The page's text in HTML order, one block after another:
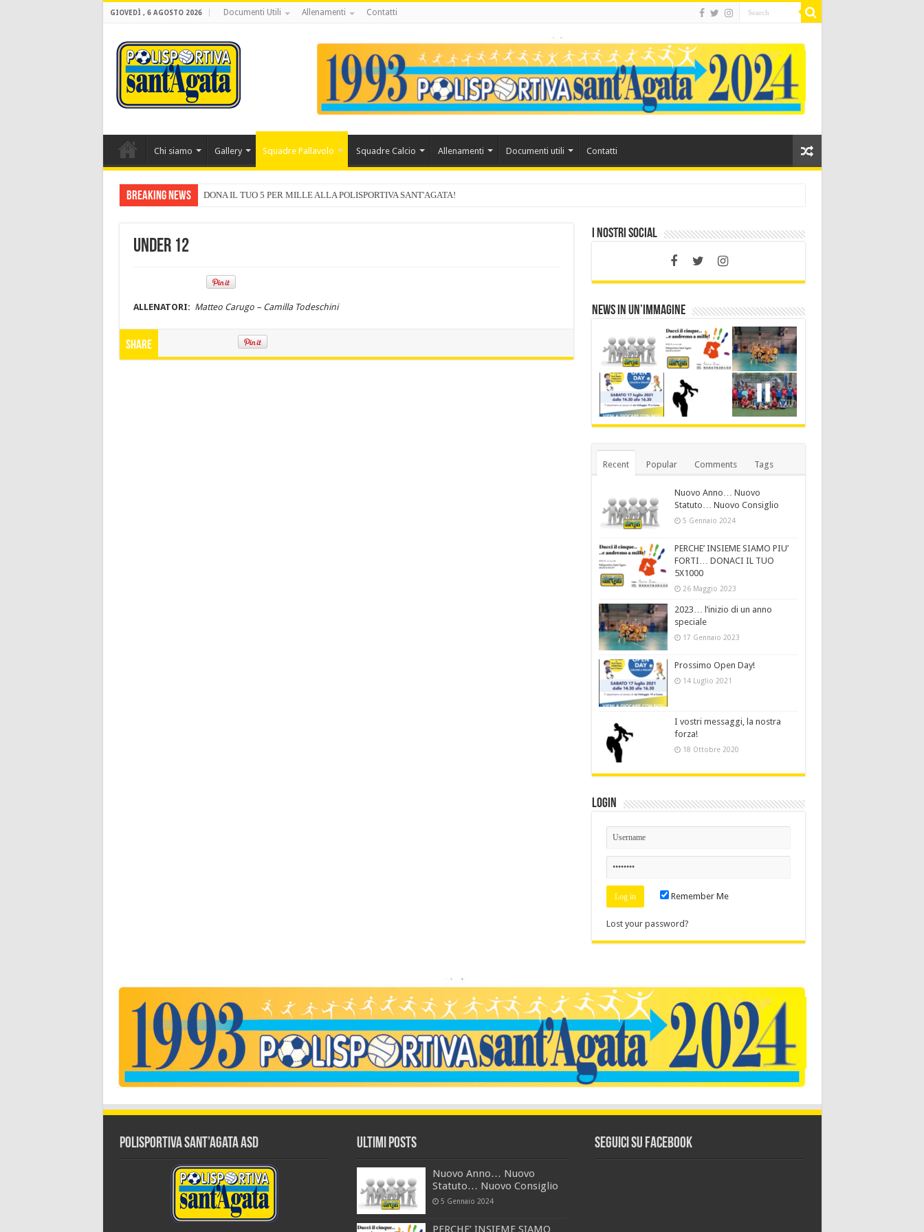
GIOVEDÌ , 6 AGOSTO 2026 Documenti Utili Allenamenti Contatti
Chi siamo Gallery Squadre Pallavolo Squadre Calcio Allenamenti Documenti utili Contatti
Breaking News DONA IL TUO 5 PER MILLE ALLA POLISPORTIVA SANT'AGATA!
Under 12
ALLENATORI: Matteo Carugo – Camilla Todeschini
Share
I nostri social
News in un’immagine
Recent Popular Comments Tags
Nuovo Anno… Nuovo
Statuto… Nuovo Consiglio
5 Gennaio 2024
PERCHE’ INSIEME SIAMO PIU’
FORTI… DONACI IL TUO
5X1000
26 Maggio 2023
2023… l’inizio di un anno
speciale
17 Gennaio 2023
Prossimo Open Day!
14 Luglio 2021
I vostri messaggi, la nostra
forza!
18 Ottobre 2020
Login
Remember Me
Lost your password?
Polisportiva Sant’Agata ASD Ultimi Posts
Nuovo Anno… Nuovo
Statuto… Nuovo Consiglio
5 Gennaio 2024
PERCHE’ INSIEME SIAMO
Seguici su Facebook